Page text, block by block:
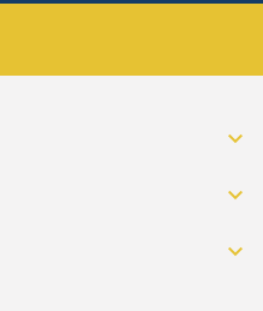


